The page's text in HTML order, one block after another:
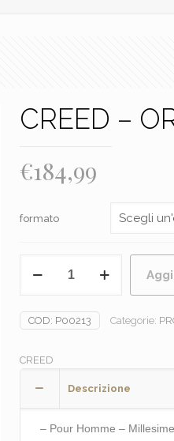
CREED –
€184,99
formato
SANTAL
quantità
COD: P00213 Categorie:
CREED
Descrizione
– Pour Homme – Millesime